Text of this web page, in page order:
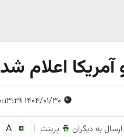
اعلام شد
ارسال به دیگران پرینت |
A